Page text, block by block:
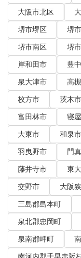
大阪市北区
堺市堺区
堺
堺市南区
堺
岸和田市
豊
泉大津市
高
枚方市
茨木市
富田林市
寝
大東市
和泉市
羽曳野市
門
藤井寺市
東
交野市
大阪
三島郡島本町
泉北郡忠岡町
泉南郡岬町